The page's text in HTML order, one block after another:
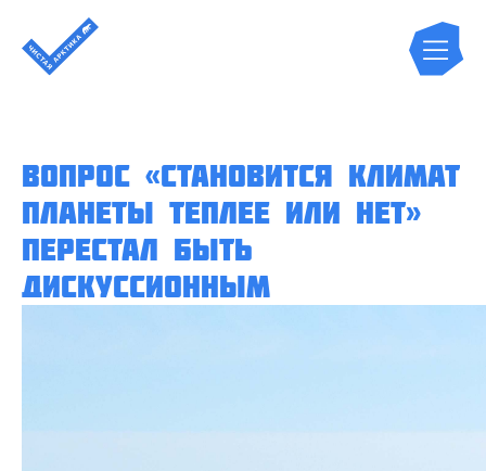
Вопрос «становится климат
планеты теплее или нет»
перестал быть
дискуссионным